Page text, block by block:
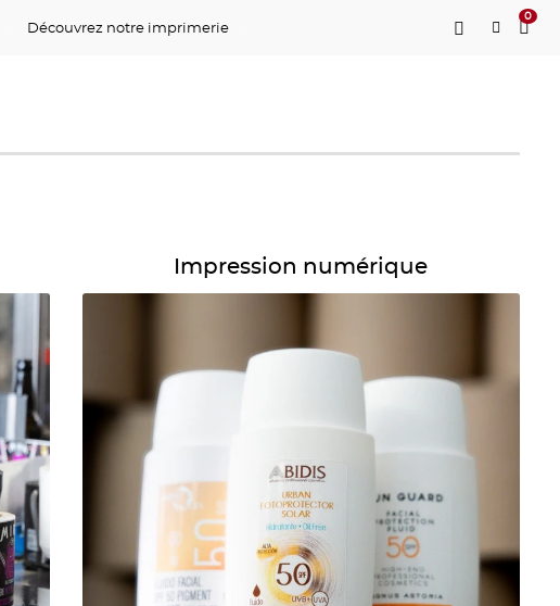
Découvrez notre imprimerie
0
Impression numérique
Détails Impression numérique